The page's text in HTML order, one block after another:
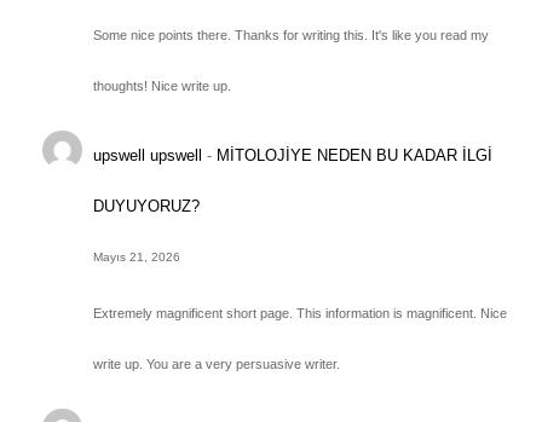
Some nice points there. Thanks for writing this. It's like you read my
thoughts! Nice write up.
upswell upswell - MİTOLOJİYE NEDEN BU KADAR İLGİ
DUYUYORUZ?
Mayıs 21, 2026
Extremely magnificent short page. This information is magnificent. Nice
write up. You are a very persuasive writer.